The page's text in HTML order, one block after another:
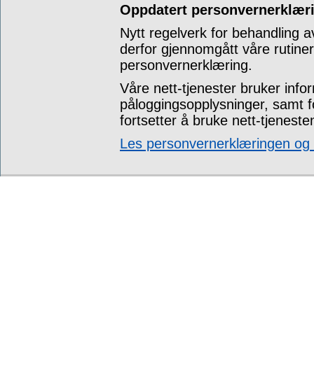
Oppdatert
Nytt regelverk for behandling
derfor gjennomgått våre
personvernerklæring.
Våre nett-tjenester bruker
påloggingsopplysninger, samt
fortsetter å bruke nett-
Les personvernerklæringen